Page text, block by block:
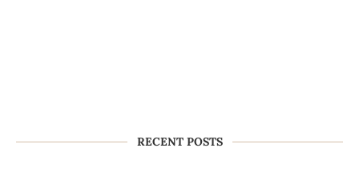
RECENT POSTS